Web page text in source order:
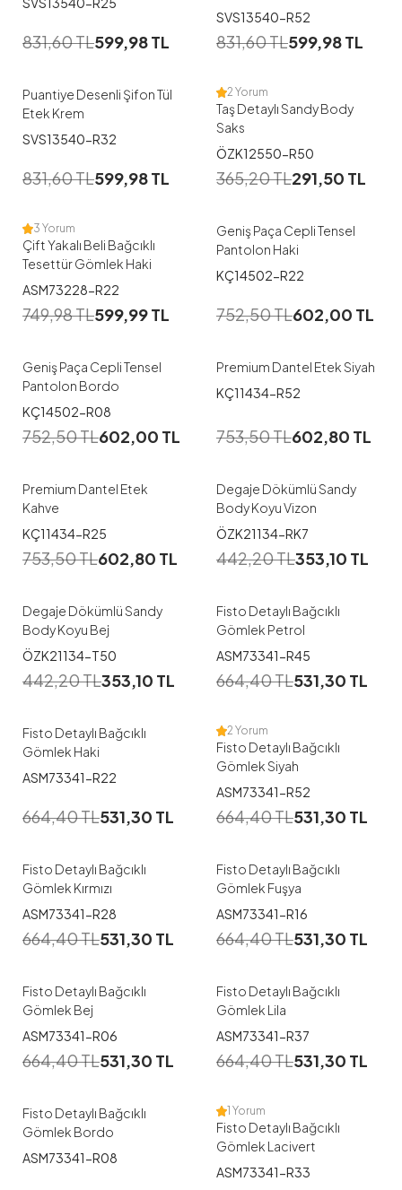
831,60TL599,98TL
SVS13540-R52
831,60TL599,98TL
S M L
Puantiye Desenli Şifon Tül
Etek Krem
SVS13540-R32
831,60TL599,98TL
M L
2 Yorum
Taş Detaylı Sandy Body
Saks
ÖZK12550-R50
365,20TL291,50 TL
40 42 44
3 Yorum
Çift Yakalı Beli Bağcıklı
Tesettür Gömlek Haki
ASM73228-R22
749,98TL599,99TL
38 44 46 48
Geniş Paça Cepli Tensel
Pantolon Haki
KÇ14502-R22
752,50TL602,00 TL
46
Geniş Paça Cepli Tensel
Pantolon Bordo
KÇ14502-R08
752,50TL602,00 TL
38
Premium Dantel Etek Siyah
KÇ11434-R52
753,50TL602,80 TL
38
Premium Dantel Etek
Kahve
KÇ11434-R25
753,50TL602,80 TL
S M L
Degaje Dökümlü Sandy
Body Koyu Vizon
ÖZK21134-RK7
442,20TL353,10 TL
M
Degaje Dökümlü Sandy
Body Koyu Bej
ÖZK21134-T50
442,20TL353,10 TL
42 44
Fisto Detaylı Bağcıklı
Gömlek Petrol
ASM73341-R45
664,40TL531,30 TL
42 44
Fisto Detaylı Bağcıklı
Gömlek Haki
ASM73341-R22
664,40TL531,30 TL
42 44 46
2 Yorum
Fisto Detaylı Bağcıklı
Gömlek Siyah
ASM73341-R52
664,40TL531,30 TL
42 46
Fisto Detaylı Bağcıklı
Gömlek Kırmızı
ASM73341-R28
664,40TL531,30 TL
42 44 46
Fisto Detaylı Bağcıklı
Gömlek Fuşya
ASM73341-R16
664,40TL531,30 TL
40 42 44 46
Fisto Detaylı Bağcıklı
Gömlek Bej
ASM73341-R06
664,40TL531,30 TL
40 42 44 46
Fisto Detaylı Bağcıklı
Gömlek Lila
ASM73341-R37
664,40TL531,30 TL
44
Fisto Detaylı Bağcıklı
Gömlek Bordo
ASM73341-R08
42 44 46
1 Yorum
Fisto Detaylı Bağcıklı
Gömlek Lacivert
ASM73341-R33